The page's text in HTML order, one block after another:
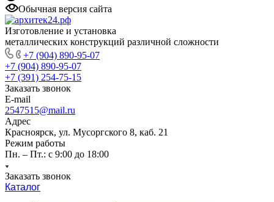
Обычная версия сайта
Изготовление и установка
металлических конструкций различной сложности
+7 (904) 890-95-07
+7 (904) 890-95-07
+7 (391) 254-75-15
Заказать звонок
E-mail
2547515@mail.ru
Адрес
Красноярск, ул. Мусоргского 8, каб. 21
Режим работы
Пн. – Пт.: с 9:00 до 18:00
Заказать звонок
Каталог